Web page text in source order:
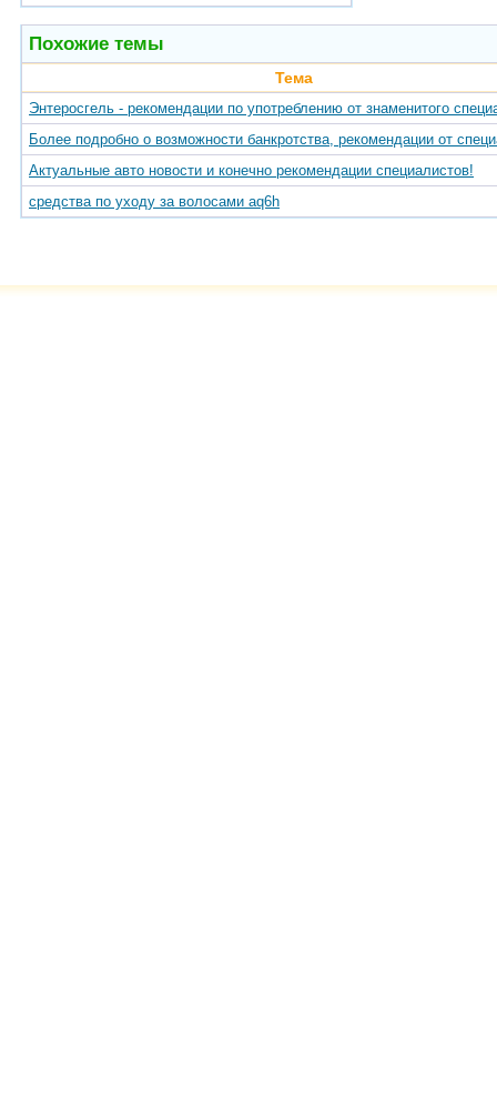
Похожие темы
Тема
Энтеросгель - рекомендации по употреблению от знаменитого
Более подробно о возможности банкротства, рекомендации от
Актуальные авто новости и конечно рекомендации специалистов!
средства по уходу за волосами aq6h